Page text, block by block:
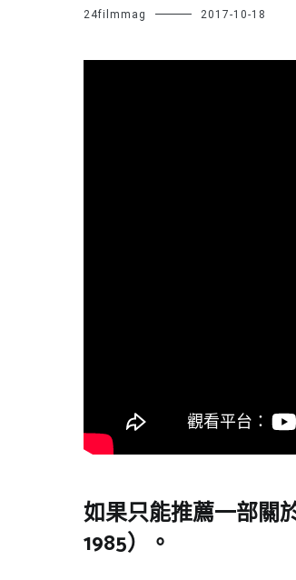
24filmmag 2017-10-18
如果只能推薦一部關
1985）。